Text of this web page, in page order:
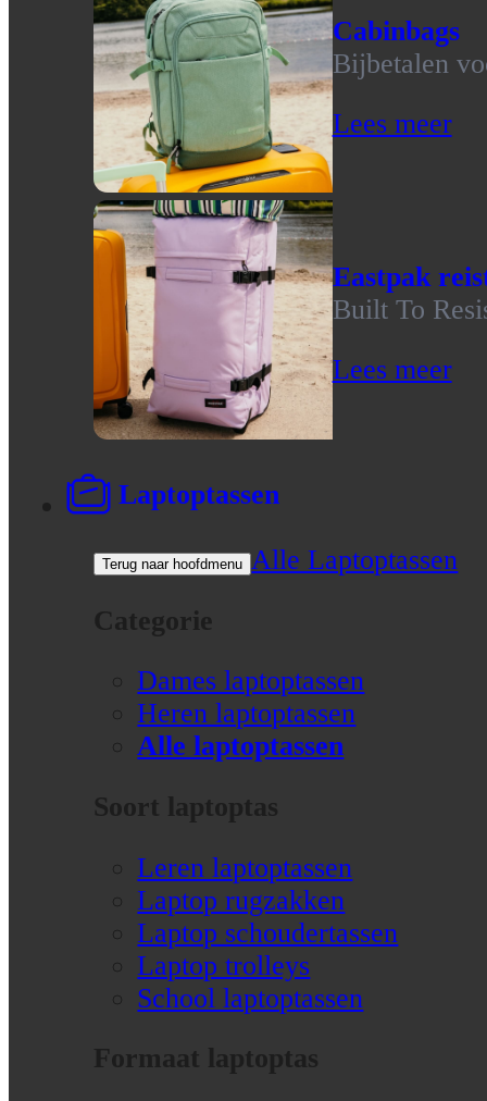
Cabinbags
Bijbetalen
Lees meer
Eastpak
Built To
Lees meer
Laptoptassen
Terug naar hoofdmenu Alle Laptoptassen
Categorie
Dames laptoptassen
Heren laptoptassen
Alle laptoptassen
Soort laptoptas
Leren laptoptassen
Laptop rugzakken
Laptop schoudertassen
Laptop trolleys
School laptoptassen
Formaat laptoptas